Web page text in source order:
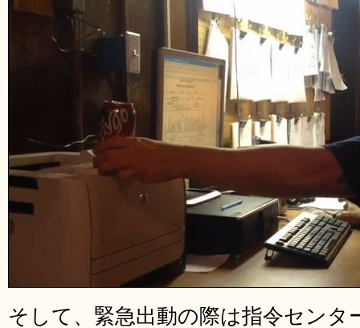
そして、緊急出動の際は指令セン